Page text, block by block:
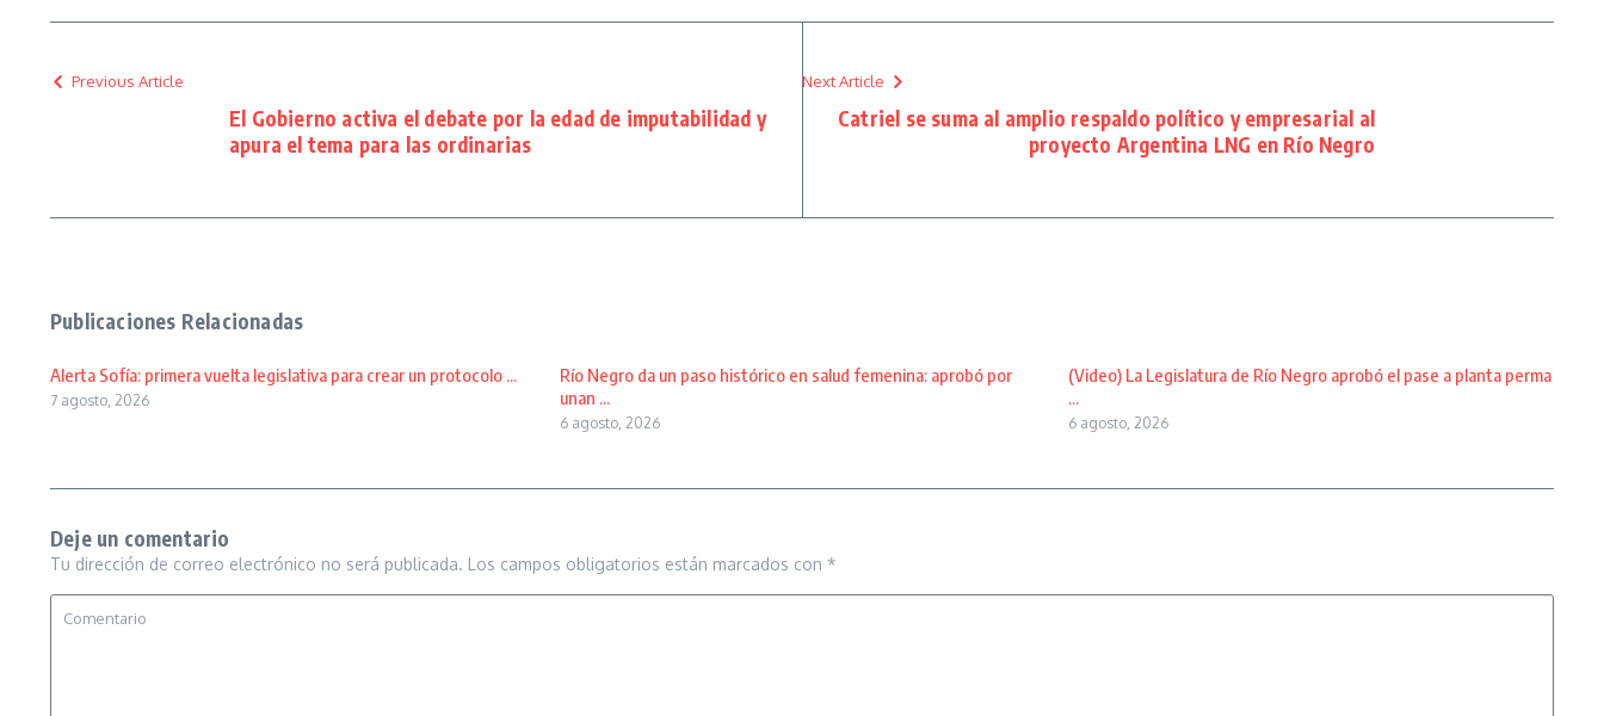
Previous Article
El Gobierno activa el debate por la edad de imputabilidad y
apura el tema para las ordinarias
Next Article
Catriel se suma al amplio respaldo político y empresarial al
proyecto Argentina LNG en Río Negro
Publicaciones Relacionadas
Alerta Sofía: primera vuelta legislativa para crear un protocolo ...
7 agosto, 2026
Río Negro da un paso histórico en salud femenina: aprobó por
unan ...
6 agosto, 2026
(Video) La Legislatura de Río Negro aprobó el pase a planta perma
...
6 agosto, 2026
Deje un comentario
Tu dirección de correo electrónico no será publicada. Los campos obligatorios están marcados con *